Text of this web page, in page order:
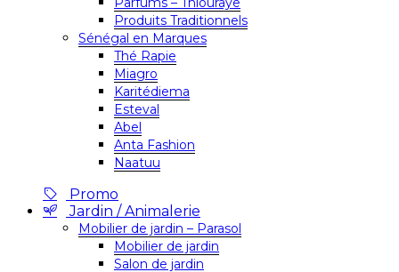
Produits Traditionnels
Sénégal en Marques
Thé Rapie
Miagro
Karitédiema
Esteval
Abel
Anta Fashion
Naatuu
Promo
Jardin / Animalerie
Mobilier de jardin – Parasol
Mobilier de jardin
Salon de jardin